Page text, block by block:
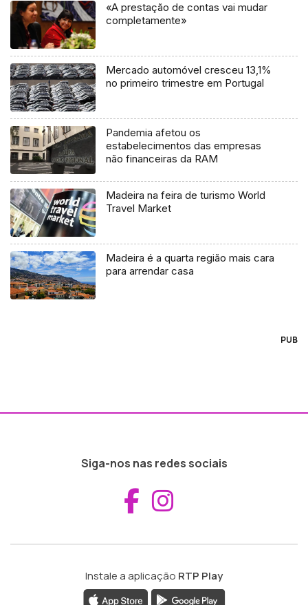
«A prestação de contas vai mudar
completamente»
Mercado automóvel cresceu 13,1%
no primeiro trimestre em Portugal
Pandemia afetou os
estabelecimentos das empresas
não financeiras da RAM
Madeira na feira de turismo World
Travel Market
Madeira é a quarta região mais cara
para arrendar casa
PUB
Siga-nos nas redes sociais
Aceder ao
Instale a aplicação RTP Play